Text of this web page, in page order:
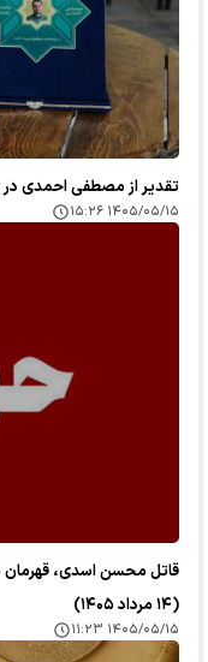
تقدیر از مصطفی احمدی در
۱۴۰۵/۰۵/۱۵ ۱۵:۲۶
قاتل محسن اسدی،
(۱۴ مرداد ۱۴۰۵)
۱۴۰۵/۰۵/۱۵ ۱۱:۲۳